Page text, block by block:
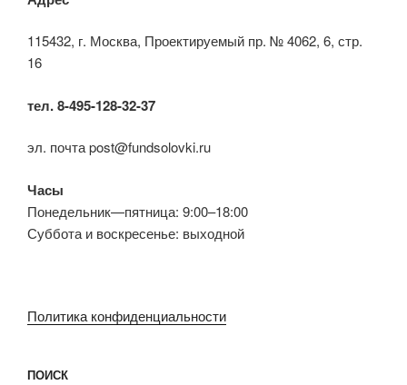
115432, г. Москва, Проектируемый пр. № 4062, 6, стр.
16
тел. 8-495-128-32-37
эл. почта post@fundsolovki.ru
Часы
Понедельник—пятница: 9:00–18:00
Суббота и воскресенье: выходной
Политика конфиденциальности
ПОИСК